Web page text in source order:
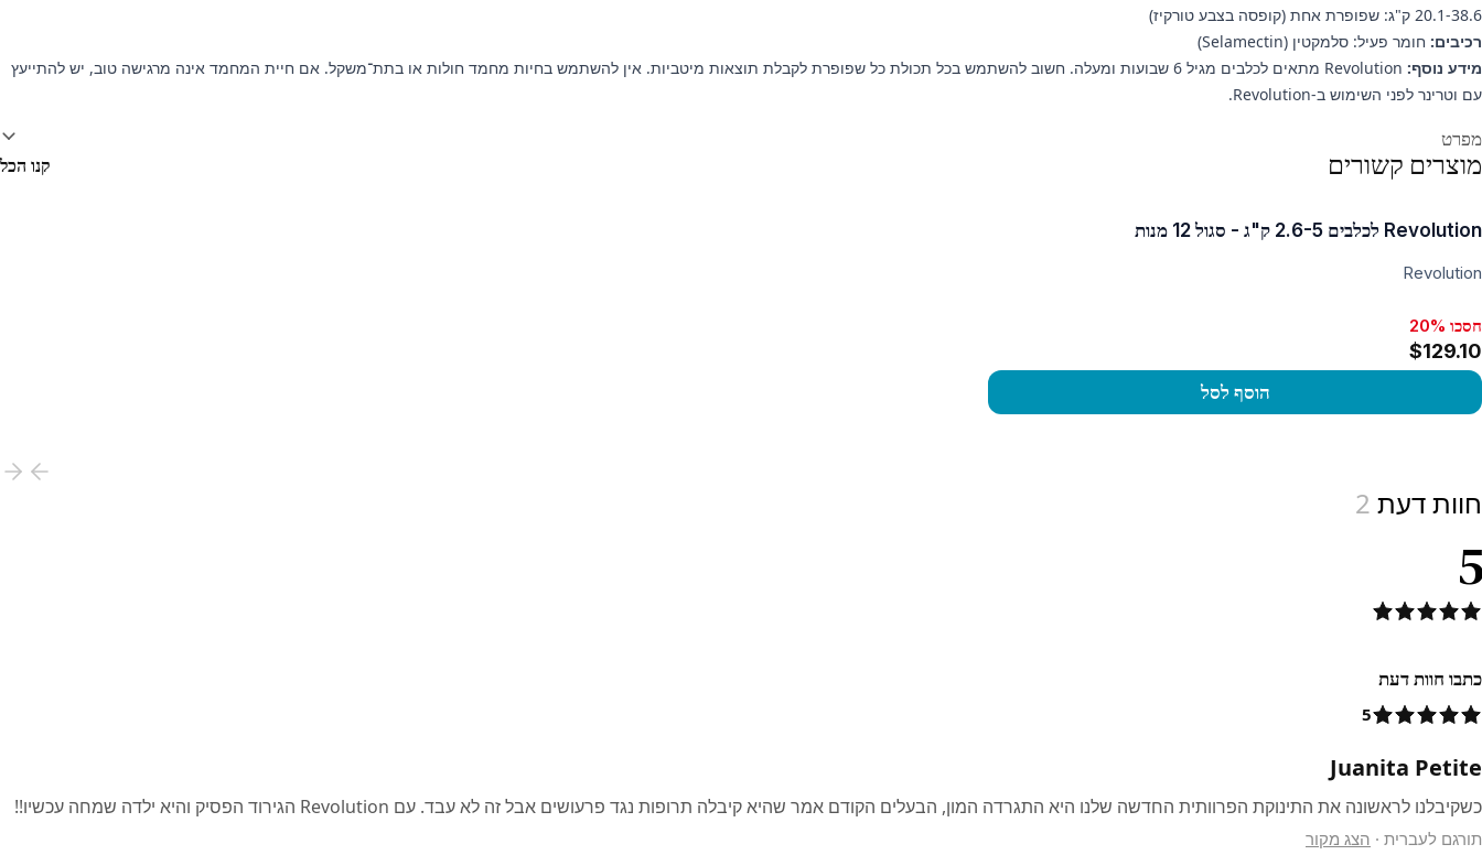
20.1-38.6 ק"ג: שפופרת אחת (קופסה בצבע טורקיז)
רכיבים: חומר פעיל: סלמקטין (Selamectin)
מידע נוסף:
Revolution מתאים לכלבים מגיל 6 שבועות ומעלה. חשוב להשתמש בכל תכולת כל שפופרת לקבלת תוצאות מיטביות. אין להשתמש בחיות מחמד חולות או בתת־משקל. אם חיית המחמד אינה מרגישה טוב, יש להתייעץ
עם וטרינר לפני השימוש ב‑Revolution.
מפרט
מוצרים קשורים קנו הכל
Revolution לכלבים 2.6-5 ק"ג - סגול 12 מנות
Revolution
חסכו 20%
$129.10
הוסף לסל
חוות דעת 2
5
כתבו חוות דעת
5
Juanita Petite
כשקיבלנו לראשונה את התינוקת הפרוותית החדשה שלנו היא התגרדה המון, הבעלים הקודם אמר שהיא קיבלה תרופות נגד פרעושים אבל זה לא עבד. עם Revolution הגירוד הפסיק והיא ילדה שמחה עכשיו!!
תורגם לעברית · הצג מקור